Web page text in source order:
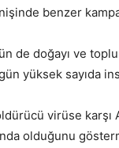
benzer
de doğayı ve
yüksek sayıda
virüse karşı
olduğunu